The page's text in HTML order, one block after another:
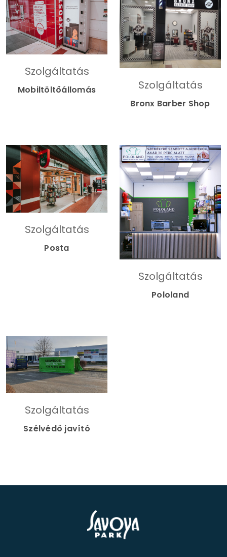
Szolgáltatás
Mobiltöltőállomás Szolgáltatás
Bronx Barber Shop
Szolgáltatás
Posta
Szolgáltatás
Pololand
Szolgáltatás
Szélvédő javító